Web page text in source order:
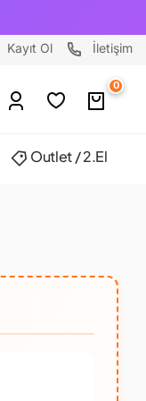
Kayıt Ol İletişim
0
Outlet / 2.El